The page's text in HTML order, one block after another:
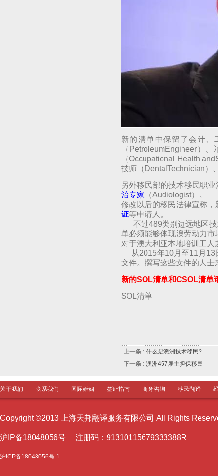
新的清单中保留了会计、
（PetroleumEngineer）
（Occupational Health
技师（DentalTechnician）
另外移民部的技术移民职
治专家 （Audiologist）。
修改以后的移民法律宣称，
证等申请人。
不过489类别边远地区技
单必须能够体现澳劳动力
对于澳大利亚本地培训工
从2015年10月至11月13
文件。撰写这些文件的人
新的SOL清单和CSOL清单
SOL清单
上一条 : 什么是澳洲技术移民?
下一条 : 澳洲457雇主担保移民
关于我们 - 联系我们 - 国际婚姻 - 签证指南 - 商务咨询 - 移民翻译 -
Copyright ©2013 上海天邦翻译服务有限公司 All Rights
沪I P备18048056号 注册码：91310115679333388R
沪ICP备18048056号-1